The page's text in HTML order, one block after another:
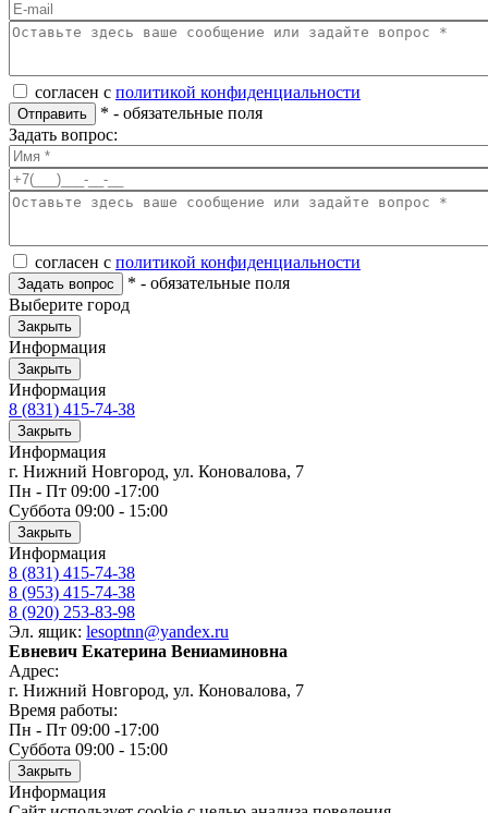
согласен с политикой конфиденциальности
Отправить * - обязательные поля
Задать вопрос:
согласен с политикой конфиденциальности
Задать вопрос * - обязательные поля
Выберите город
Закрыть
Информация
Закрыть
Информация
8 (831) 415-74-38
Закрыть
Информация
г. Нижний Новгород, ул. Коновалова, 7
Пн - Пт 09:00 -17:00
Суббота 09:00 - 15:00
Закрыть
Информация
8 (831) 415-74-38
8 (953) 415-74-38
8 (920) 253-83-98
Эл. ящик: lesoptnn@yandex.ru
Евневич Екатерина Вениаминовна
Адрес:
г. Нижний Новгород, ул. Коновалова, 7
Время работы:
Пн - Пт 09:00 -17:00
Суббота 09:00 - 15:00
Закрыть
Информация